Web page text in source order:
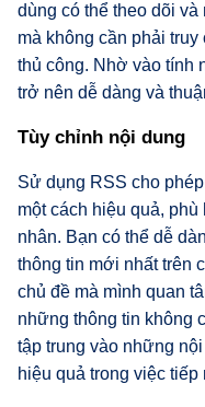
dùng có thể theo dõi
mà không cần phải
thủ công. Nhờ vào tính
trở nên dễ dàng và
Tùy chỉnh nội dung
Sử dụng RSS cho
một cách hiệu quả,
nhân. Bạn có thể dễ
thông tin mới nhất trên
chủ đề mà mình quan
những thông tin không
tập trung vào những
hiệu quả trong việc tiếp